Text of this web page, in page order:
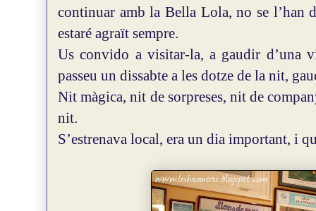
continuar amb la Bella Lola, no se l’han
estaré agraït sempre.
Us convido a visitar-la, a gaudir d’una
passeu un dissabte a les dotze de la nit,
Nit màgica, nit de sorpreses, nit de
nit.
S’estrenava local, era un dia important, i